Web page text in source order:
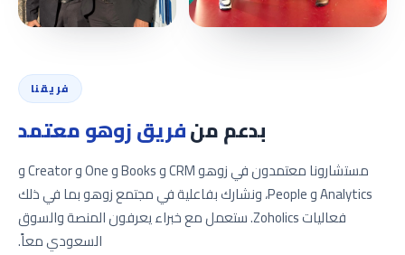
فريقنا
بدعم منفريق زوهو معتمد
مستشارونا معتمدون في زوهو CRM و Books و One و Creator و
Analytics و People، ونشارك بفاعلية في مجتمع زوهو بما في ذلك
فعاليات Zoholics. ستعمل مع خبراء يعرفون المنصة والسوق
السعودي معاً.